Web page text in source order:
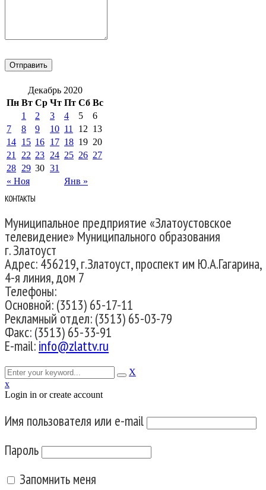
Декабрь 2020
Пн Вт Ср Чт Пт Сб Вс
« Ноя Янв »
1 2 3 4 5
6
7
8 9 10 11 12 13
14 15 16 17 18 19 20
21
22 23 24 25 26 27
28 29 30 31
КОНТАКТЫ
Муниципальное предприятие «Златоустовское
телевидение» Муниципального образования
г. Златоуст
Адрес: 456219, г.Златоуст, проспект им Ю.А.Гагарина,
4-я линия, дом 7
Телефоны:
Основной: (3513) 65-17-11
Рекламный отдел: (3513) 65-03-79
Факс: (3513) 65-33-91
E-mail:info@zlattv.ru
X
x
Login in or create account
Имя пользователя или e-mail
Пароль
Запомнить меня